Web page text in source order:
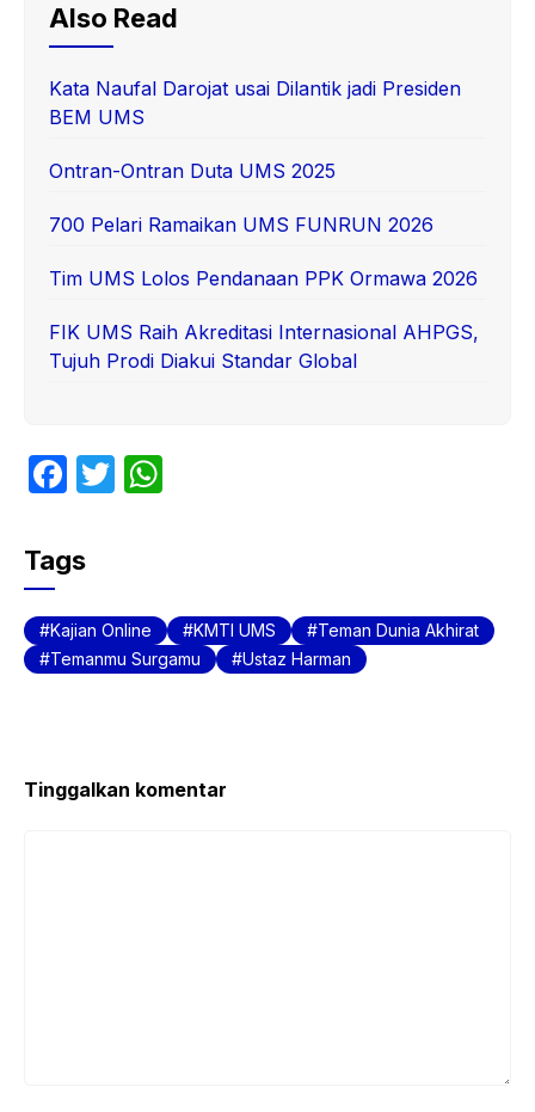
Also Read
Kata Naufal Darojat usai Dilantik jadi Presiden
BEM UMS
Ontran-Ontran Duta UMS 2025
700 Pelari Ramaikan UMS FUNRUN 2026
Tim UMS Lolos Pendanaan PPK Ormawa 2026
FIK UMS Raih Akreditasi Internasional AHPGS,
Tujuh Prodi Diakui Standar Global
F
c
e
b
o
T
A
p
Tags
Kajian Online KMTI UMS
Teman Dunia Akhirat
Temanmu Surgamu
Ustaz Harman
Tinggalkan komentar